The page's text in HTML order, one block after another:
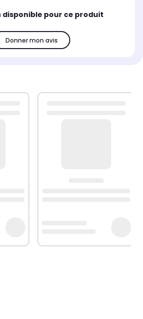
disponible pour ce produit
Donner mon avis